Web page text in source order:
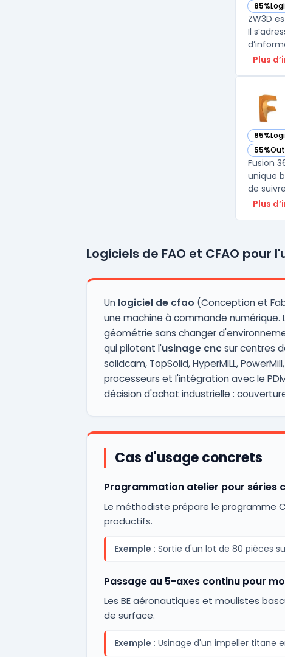
85%
— voir
ZW3D
Il
Plus
85%
— voir
55%
— voir
Fusion
unique
de
Plus
Logiciels de FAO et CFAO pour
Un logiciel de cfao (Conception et
une machine à commande numérique.
géométrie sans changer
qui pilotent l'usinage cnc sur centres
solidcam, TopSolid, HyperMILL,
processeurs et l'intégration avec le
décision d'achat industrielle :
Cas d'usage concrets
Programmation atelier pour séries
Le méthodiste prépare le programme
productifs.
Exemple : Sortie d'un lot de 80 pièces
Passage au 5-axes continu pour
Les BE aéronautiques et moulistes
de surface.
Exemple : Usinage d'un impeller titane